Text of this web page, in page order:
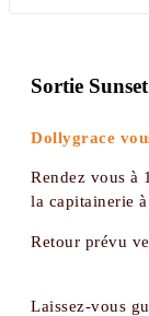
Sortie
Dollygrace
Rendez vous à
la capitainerie
Retour prévu
Laissez-vous